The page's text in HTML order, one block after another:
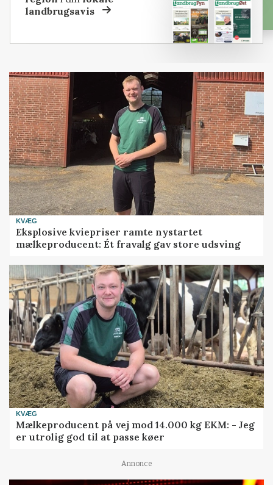
landbrugsavis
KVÆG
Eksplosive kviepriser ramte nystartet
mælkeproducent: Ét fravalg gav store udsving
KVÆG
Mælkeproducent på vej mod 14.000 kg EKM: - Jeg
er utrolig god til at passe køer
Annonce